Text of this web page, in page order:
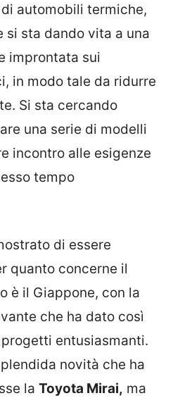
automobili termiche,
si sta dando vita a una
improntata sui
in modo tale da ridurre
Si sta cercando
una serie di modelli
incontro alle esigenze
tempo
di essere
quanto concerne il
è il Giappone, con la
che ha dato così
entusiasmanti.
novità che ha
la Toyota Mirai, ma